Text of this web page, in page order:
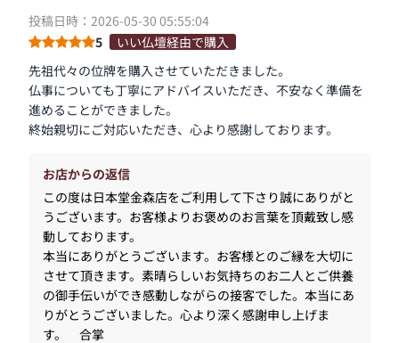
投稿日時：2026-05-30 05:55:04
5
いい仏壇経由で購入
先祖代々の位牌を購入させていただきました。
仏事についても丁寧にアドバイスいただき、不安なく準備を
進めることができました。
終始親切にご対応いただき、心より感謝しております。
お店からの返信
この度は日本堂金森店をご利用して下さり誠にありがと
うございます。お客様よりお褒めのお言葉を頂戴致し感
動しております。
本当にありがとうございます。お客様とのご縁を大切に
させて頂きます。素晴らしいお気持ちのお二人とご供養
の御手伝いができ感動しながらの接客でした。本当にあ
りがとうございました。心より深く感謝申し上げま
す。 合掌